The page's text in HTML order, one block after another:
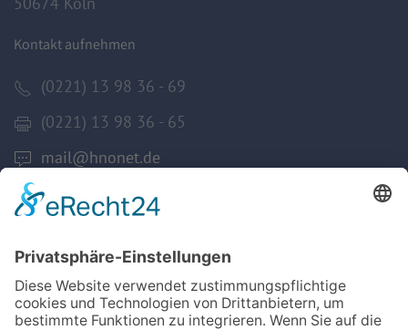
Kontakt aufnehmen
(0221) 13 98 36 - 69
(0221) 13 98 36 - 65
mail@hnonet.de
Services
Für MFA
Arztsuche